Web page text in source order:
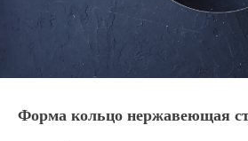
Форма кольцо нержавеющая